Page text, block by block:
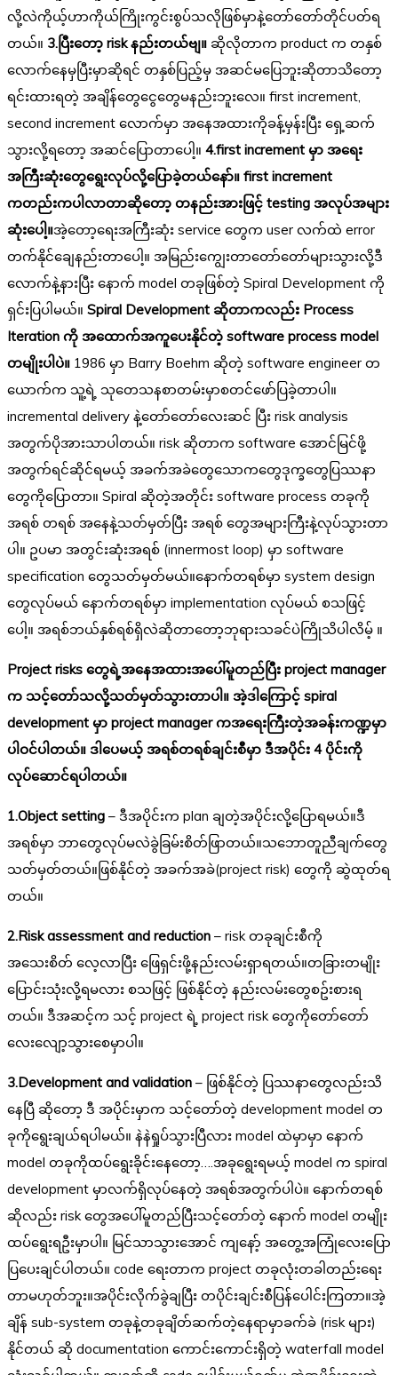
လို့လဲကိုယ့်ဟာကိုယ်ကြိုးကွင်းစွပ်သလိုဖြစ်မှာနဲ့တော်တော်တိုင်ပတ်ရ
တယ်။ 3.ပြီးတော့ risk နည်းတယ်ဗျ။ ဆိုလိုတာက product က တနှစ်
လောက်နေမှပြီးမှာဆိုရင် တနှစ်ပြည့်မှ အဆင်မပြေဘူးဆိုတာသိတော့
ရင်းထားရတဲ့ အချိန်တွေငွေတွေမနည်းဘူးလေ။ first increment,
second increment လောက်မှာ အနေအထားကိုခန့်မှန်းပြီး ရှေ့ဆက်
သွားလို့ရတော့ အဆင်ပြောတာပေါ့။ 4.first increment မှာ အရေး
အကြီးဆုံးတွေရွေးလုပ်လို့ပြောခဲ့တယ်နော်။ first increment
ကတည်းကပါလာတာဆိုတော့ တနည်းအားဖြင့် testing အလုပ်အများ
ဆုံးပေါ့။အဲ့တော့ရေးအကြီးဆုံး service တွေက user လက်ထဲ error
တက်နိုင်ချေနည်းတာပေါ့။ အမြည်းကျွေးတာတော်တော်များသွားလို့ဒီ
လောက်နဲ့နားပြီး နောက် model တခုဖြစ်တဲ့ Spiral Development ကို
ရှင်းပြပါမယ်။ Spiral Development ဆိုတာကလည်း Process
Iteration ကို အထောက်အကူပေးနိုင်တဲ့ software process model
တမျိုးပါပဲ။ 1986 မှာ Barry Boehm ဆိုတဲ့ software engineer တ
ယောက်က သူ့ရဲ့ သုတေသနစာတမ်းမှာစတင်ဖော်ပြခဲ့တာပါ။
incremental delivery နဲ့တော်တော်လေးဆင် ပြီး risk analysis
အတွက်ပိုအားသာပါတယ်။ risk ဆိုတာက software အောင်မြင်ဖို့
အတွက်ရင်ဆိုင်ရမယ့် အခက်အခဲတွေသောကတွေဒုက္ခတွေပြဿနာ
တွေကိုပြောတာ။ Spiral ဆိုတဲ့အတိုင်း software process တခုကို
အရစ် တရစ် အနေနဲ့သတ်မှတ်ပြီး အရစ် တွေအများကြီးနဲ့လုပ်သွားတာ
ပါ။ ဥပမာ အတွင်းဆုံးအရစ် (innermost loop) မှာ software
specification တွေသတ်မှတ်မယ်။နောက်တရစ်မှာ system design
တွေလုပ်မယ် နောက်တရစ်မှာ implementation လုပ်မယ် စသဖြင့်
ပေါ့။ အရစ်ဘယ်နှစ်ရစ်ရှိလဲဆိုတာတော့ဘုရားသခင်ပဲကြိုသိပါလိမ့် ။
Project risks တွေရဲ့အနေအထားအပေါ်မူတည်ပြီး project manager
က သင့်တော်သလို့သတ်မှတ်သွားတာပါ။ အဲ့ဒါကြောင့် spiral
development မှာ project manager ကအရေးကြီးတဲ့အခန်းကဏ္ဍမှာ
ပါဝင်ပါတယ်။ ဒါပေမယ့် အရစ်တရစ်ချင်းစီမှာ ဒီအပိုင်း 4 ပိုင်းကို
လုပ်ဆောင်ရပါတယ်။
1.Object setting – ဒီအပိုင်းက plan ချတဲ့အပိုင်းလို့ပြောရမယ်။ဒီ
အရစ်မှာ ဘာတွေလုပ်မလဲခွဲခြမ်းစိတ်ဖြာတယ်။သဘောတူညီချက်တွေ
သတ်မှတ်တယ်။ဖြစ်နိုင်တဲ့ အခက်အခဲ(project risk) တွေကို ဆွဲထုတ်ရ
တယ်။
2.Risk assessment and reduction – risk တခုချင်းစီကို
အသေးစိတ် လေ့လာပြီး ဖြေရှင်းဖို့နည်းလမ်းရှာရတယ်။တခြားတမျိုး
ပြောင်းသုံးလို့ရမလား စသဖြင့် ဖြစ်နိုင်တဲ့ နည်းလမ်းတွေစဥ်းစားရ
တယ်။ ဒီအဆင့်က သင့် project ရဲ့ project risk တွေကိုတော်တော်
လေးလျော့သွားစေမှာပါ။
3.Development and validation – ဖြစ်နိုင်တဲ့ ပြဿနာတွေလည်းသိ
နေပြီ ဆိုတော့ ဒီ အပိုင်းမှာက သင့်တော်တဲ့ development model တ
ခုကိုရွေးချယ်ရပါမယ်။ နဲနဲရှုပ်သွားပြီလား model ထဲမှာမှာ နောက်
model တခုကိုထပ်ရွေးခိုင်းနေတော့….အခုရွေးရမယ့် model က spiral
development မှာလက်ရှိလုပ်နေတဲ့ အရစ်အတွက်ပါပဲ။ နောက်တရစ်
ဆိုလည်း risk တွေအပေါ်မူတည်ပြီးသင့်တော်တဲ့ နောက် model တမျိုး
ထပ်ရွေးရဦးမှာပါ။ မြင်သာသွားအောင် ကျနော့် အတွေ့အကြုံလေးပြော
ပြပေးချင်ပါတယ်။ code ရေးတာက project တခုလုံးတခါတည်းရေး
တာမဟုတ်ဘူး။အပိုင်းလိုက်ခွဲချပြီး တပိုင်းချင်းစီပြန်ပေါင်းကြတာ။အဲ့
ချိန် sub-system တခုနဲ့တခုချိတ်ဆက်တဲ့နေရာမှာခက်ခဲ (risk များ)
နိုင်တယ် ဆို documentation ကောင်းကောင်းရှိတဲ့ waterfall model